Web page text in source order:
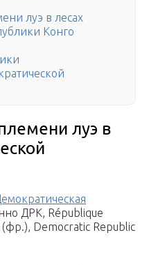
луэ в лесах
Конго
луэ в
ДРК, République
(фр.), Democratic Republic